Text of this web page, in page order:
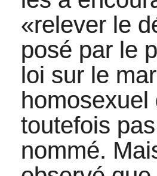
«relever le
posé par le
loi sur le
homosexuel
toutefois pas
nommé.